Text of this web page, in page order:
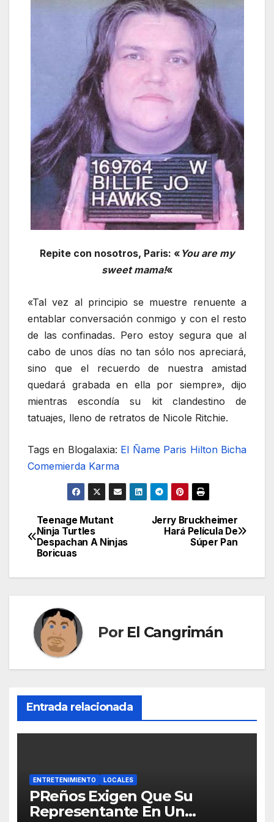
Repite con nosotros, Paris: « You are my
sweet mama!«
«Tal vez al principio se muestre renuente a
entablar conversación conmigo y con el resto
de las confinadas. Pero estoy segura que al
cabo de unos días no tan sólo nos apreciará,
sino que el recuerdo de nuestra amistad
quedará grabada en ella por siempre», dijo
mientras escondía su kit clandestino de
tatuajes, lleno de retratos de Nicole Ritchie.
Tags en Blogalaxia: El Ñame Paris Hilton Bicha
Comemierda Karma
Navegación
de
entradas
Jerry Bruckheimer
Hará Película De
Súper Pan
Teenage Mutant
Ninja Turtles
Despachan A Ninjas
Boricuas
Por El Cangrimán
Entrada relacionada
ENTRETENIMIENTO LOCALES
PReños Exigen Que Su
Representante En Un